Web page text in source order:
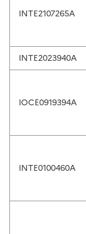
INTE2107265A
INTE2023940A
IOCE0919394A
INTE0100460A